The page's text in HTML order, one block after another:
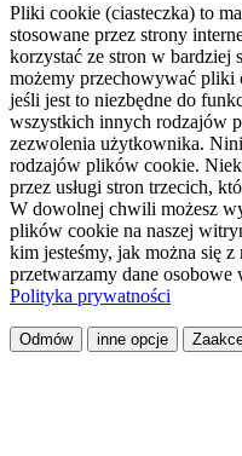
Pliki cookie (ciasteczka) to
stosowane przez strony
korzystać ze stron w bardziej
możemy przechowywać pliki
jeśli jest to niezbędne do
wszystkich innych rodzajów
zezwolenia użytkownika.
rodzajów plików cookie.
przez usługi stron trzecich,
W dowolnej chwili możesz
plików cookie na naszej
kim jesteśmy, jak można się
przetwarzamy dane
Polityka prywatności
Odmów inne opcje